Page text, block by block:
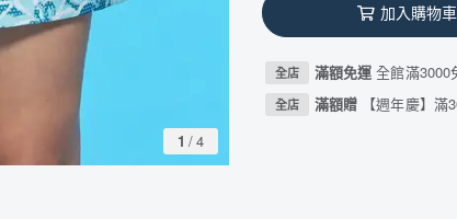
1 /4
加入購物車
全店 滿額免運全館滿3000
全店 滿額贈 【週年慶】